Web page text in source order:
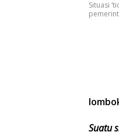
Situasi
Suatu